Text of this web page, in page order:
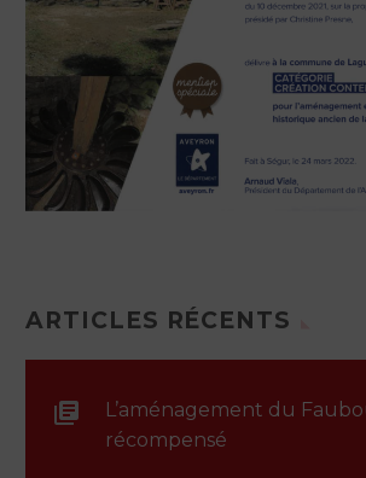
ARTICLES RÉCENTS
L’aménagement du
récompensé